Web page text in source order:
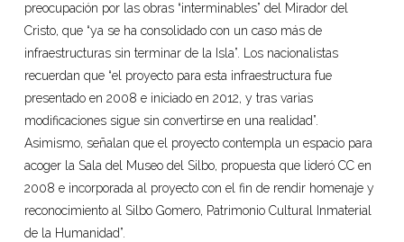
preocupación por las obras “interminables” del Mirador del
Cristo, que “ya se ha consolidado con un caso más de
infraestructuras sin terminar de la Isla”. Los nacionalistas
recuerdan que “el proyecto para esta infraestructura fue
presentado en 2008 e iniciado en 2012, y tras varias
modificaciones sigue sin convertirse en una realidad”.
Asimismo, señalan que el proyecto contempla un espacio para
acoger la Sala del Museo del Silbo, propuesta que lideró CC en
2008 e incorporada al proyecto con el fin de rendir homenaje y
reconocimiento al Silbo Gomero, Patrimonio Cultural Inmaterial
de la Humanidad”.